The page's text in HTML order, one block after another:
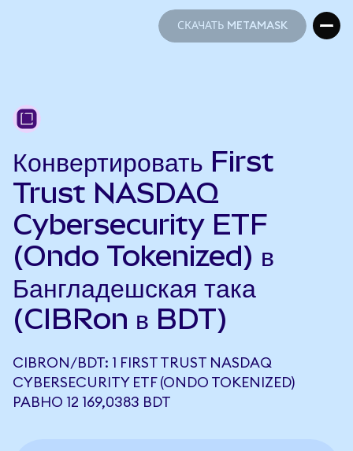
СКАЧАТЬ METAMASK
Конвертировать First
Trust NASDAQ
Cybersecurity ETF
(Ondo Tokenized) в
Бангладешская така
(CIBRon в BDT)
CIBRON/BDT: 1 FIRST TRUST NASDAQ
CYBERSECURITY ETF (ONDO TOKENIZED)
РАВНО 12 169,0383 BDT